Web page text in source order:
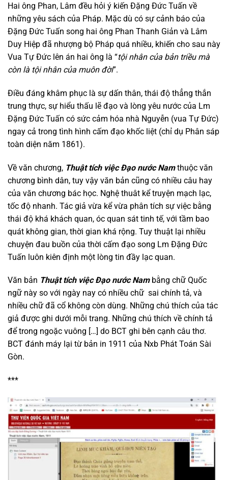
Hai ông Phan, Lâm đều hỏi ý kiến Đặng Đức Tuấn về
những yêu sách của Pháp. Mặc dù có sự cảnh báo của
Đặng Đức Tuấn song hai ông Phan Thanh Giản và Lâm
Duy Hiệp đã nhượng bộ Pháp quá nhiều, khiến cho sau này
Vua Tự Đức lên án hai ông là “tội nhân của bản triều mà
còn là tội nhân của muôn đời”.
Điều đáng khâm phục là sự dấn thân, thái độ thẳng thắn
trung thực, sự hiểu thấu lẽ đạo và lòng yêu nước của Lm
Đặng Đức Tuấn có sức cảm hóa nhà Nguyễn (vua Tự Đức)
ngay cả trong tình hình cấm đạo khốc liệt (chỉ dụ Phân sáp
toàn diện năm 1861).
Về văn chương, Thuật tích việc Đạo nước Namthuộc văn
chương bình dân, tuy vậy văn bản cũng có nhiều câu hay
của văn chương bác học. Nghệ thuât kể truyện mạch lạc,
tốc độ nhanh. Tác giả vừa kể vừa phân tích sự việc bằng
thái độ khá khách quan, óc quan sát tinh tế, với tầm bao
quát không gian, thời gian khá rộng. Tuy thuật lại nhiều
chuyện đau buồn của thời cấm đạo song Lm Đặng Đức
Tuấn luôn kiên định một lòng tin đầy lạc quan.
Văn bản Thuật tích việc Đạo nước Nambằng chữ Quốc
ngữ này so với ngày nay có nhiều chữ sai chính tả, và
nhiều chữ đã cổ không còn dùng. Những chú thích của tác
giả được ghi dưới mỗi trang. Những chú thích về chính tả
để trong ngoặc vuông […] do BCT ghi bên cạnh câu thơ.
BCT đánh máy lại từ bản in 1911 của Nxb Phát Toán Sài
Gòn.
***